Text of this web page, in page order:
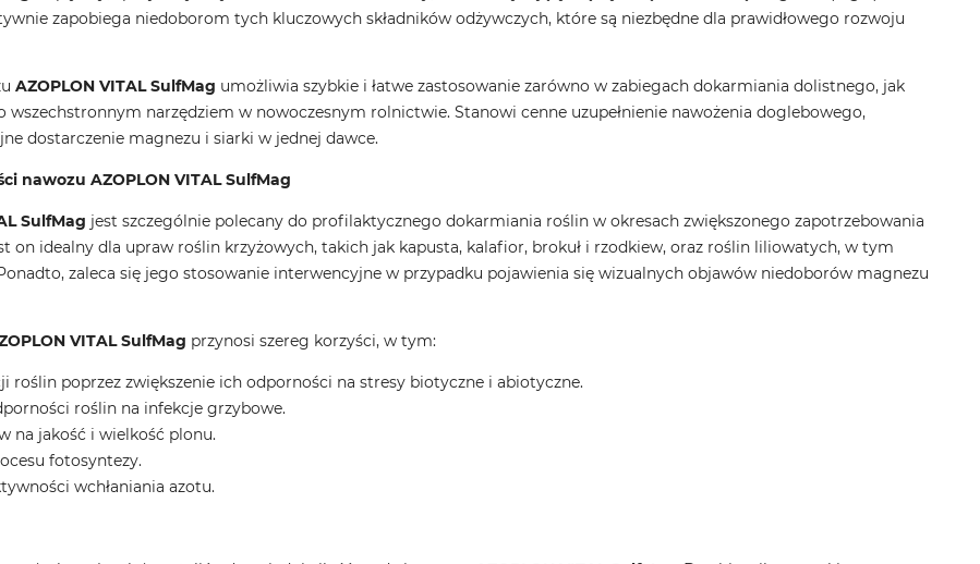
zapobiega niedoborom tych kluczowych składników odżywczych, które są niezbędne dla prawidłowego rozwoju
AZOPLON VITAL SulfMag umożliwia szybkie i łatwe zastosowanie zarówno w zabiegach dokarmiania dolistnego, jak
wszechstronnym narzędziem w nowoczesnym rolnictwie. Stanowi cenne uzupełnienie nawożenia doglebowego,
dostarczenie magnezu i siarki w jednej dawce.
nawozu AZOPLON VITAL SulfMag
SulfMag jest szczególnie polecany do profilaktycznego dokarmiania roślin w okresach zwiększonego zapotrzebowania
on idealny dla upraw roślin krzyżowych, takich jak kapusta, kalafior, brokuł i rzodkiew, oraz roślin liliowatych, w tym
zaleca się jego stosowanie interwencyjne w przypadku pojawienia się wizualnych objawów niedoborów magnezu
VITAL SulfMag przynosi szereg korzyści, w tym:
roślin poprzez zwiększenie ich odporności na stresy biotyczne i abiotyczne.
roślin na infekcje grzybowe.
na jakość i wielkość plonu.
fotosyntezy.
wchłaniania azotu.